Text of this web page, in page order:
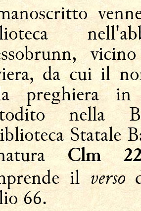
da cui il
preghiera
nella
Statale
Clm
il verso
66.